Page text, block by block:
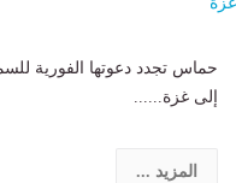
حماس تجدد دعوتها الفورية
إلى غزة......
المزيد ...